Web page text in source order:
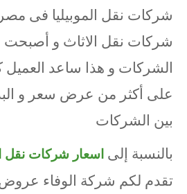
شركات نقل الموبيليا فى
شركات نقل الاثاث و أصبحت
الشركات و هذا ساعد
على أكثر من عرض سعر و
بين الشركات
بالنسبة إلى اسعار شركات نقل
تقدم لكم شركة الوفاء